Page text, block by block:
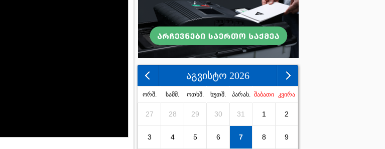
აგვისტო 2026
ორშ. სამშ. ოთხშ. ხუთშ. პარას. შაბათი კვირა
27 28 29 30 31 1 2
3 4 5 6 7 8 9